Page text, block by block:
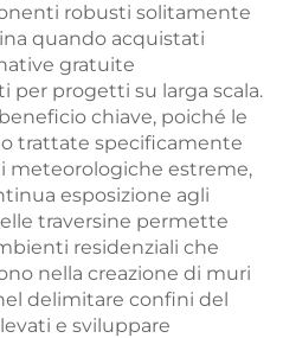
robusti solitamente
quando acquistati
gratuite
per progetti su larga scala.
chiave, poiché le
trattate specificamente
meteorologiche estreme,
esposizione agli
traversine permette
residenziali che
nella creazione di muri
delimitare confini del
e sviluppare